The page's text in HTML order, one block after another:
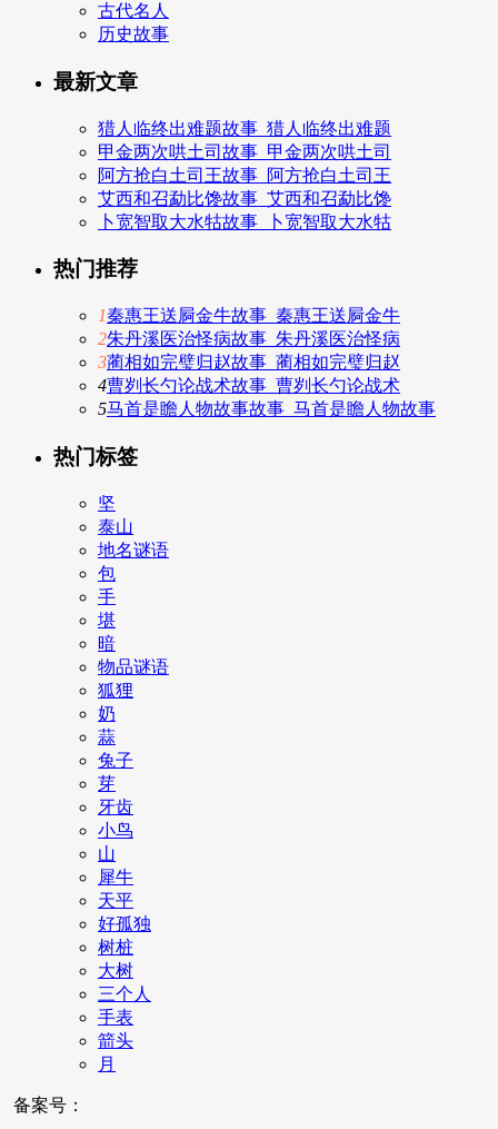
古代名人
历史故事
最新文章
猎人临终出难题故事_猎人临终出难题
甲金两次哄土司故事_甲金两次哄土司
阿方抢白土司王故事_阿方抢白土司王
艾西和召勐比馋故事_艾西和召勐比馋
卜宽智取大水牯故事_卜宽智取大水牯
热门推荐
1秦惠王送屙金牛故事_秦惠王送屙金牛
2朱丹溪医治怪病故事_朱丹溪医治怪病
3蔺相如完璧归赵故事_蔺相如完璧归赵
4曹刿长勺论战术故事_曹刿长勺论战术
5马首是瞻人物故事故事_马首是瞻人物故事
热门标签
坚
泰山
地名谜语
包
手
堪
暗
物品谜语
狐狸
奶
蒜
兔子
芽
牙齿
小鸟
山
犀牛
天平
好孤独
树桩
大树
三个人
手表
箭头
月
备案号：